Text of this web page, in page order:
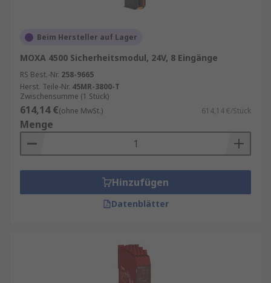
Beim Hersteller auf Lager
MOXA 4500 Sicherheitsmodul, 24V, 8 Eingänge
RS Best.-Nr. 258-9665
Herst. Teile-Nr. 45MR-3800-T
Zwischensumme (1 Stück)
614,14 €(ohne MwSt.) 614,14 €/Stück
Menge
Hinzufügen
Datenblätter